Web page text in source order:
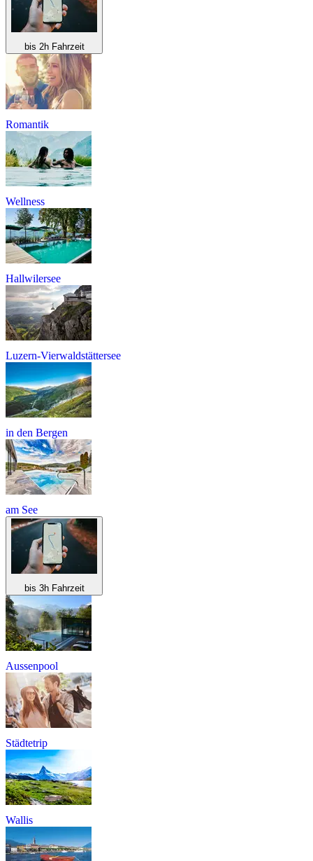
bis 2h Fahrzeit
Romantik
Wellness
Hallwilersee
Luzern-Vierwaldstättersee
in den Bergen
am See
bis 3h Fahrzeit
Aussenpool
Städtetrip
Wallis